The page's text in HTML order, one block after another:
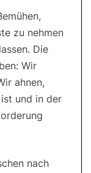
zu nehmen
Die
Wir
ahnen,
und in der
nach